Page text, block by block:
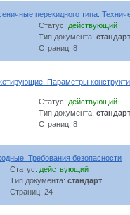
перекидного типа.
Статус: действующий
Тип документа: стандарт
Страниц: 8
Параметры
Статус: действующий
Тип документа: стандарт
Страниц: 8
Требования безопасности
Статус: действующий
Тип документа: стандарт
Страниц: 24